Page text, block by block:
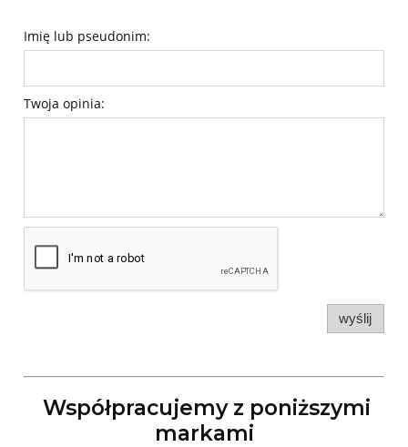
Imię lub pseudonim:
Twoja opinia:
wyślij
Współpracujemy z poniższymi
markami